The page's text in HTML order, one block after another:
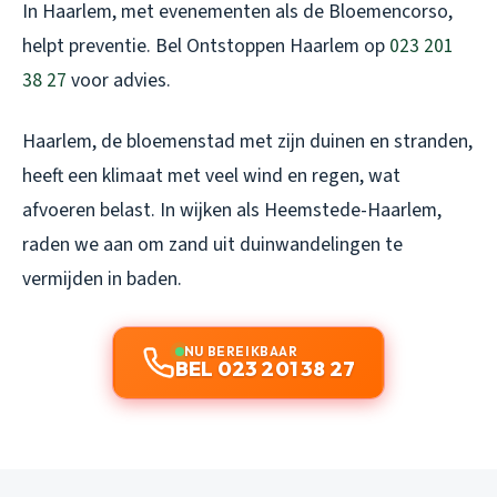
In Haarlem, met evenementen als de Bloemencorso,
helpt preventie. Bel Ontstoppen Haarlem op 023 201
38 27 voor advies.
Haarlem, de bloemenstad met zijn duinen en stranden,
heeft een klimaat met veel wind en regen, wat
afvoeren belast. In wijken als Heemstede-Haarlem,
raden we aan om zand uit duinwandelingen te
vermijden in baden.
NU BEREIKBAAR
BEL 023 201 38 27